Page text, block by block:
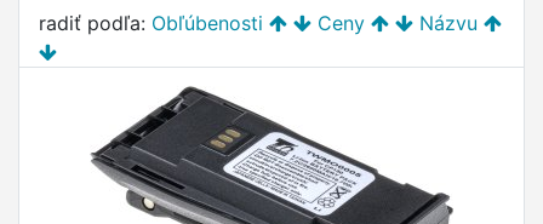
radiť podľa: Obľúbenosti Ceny Názvu